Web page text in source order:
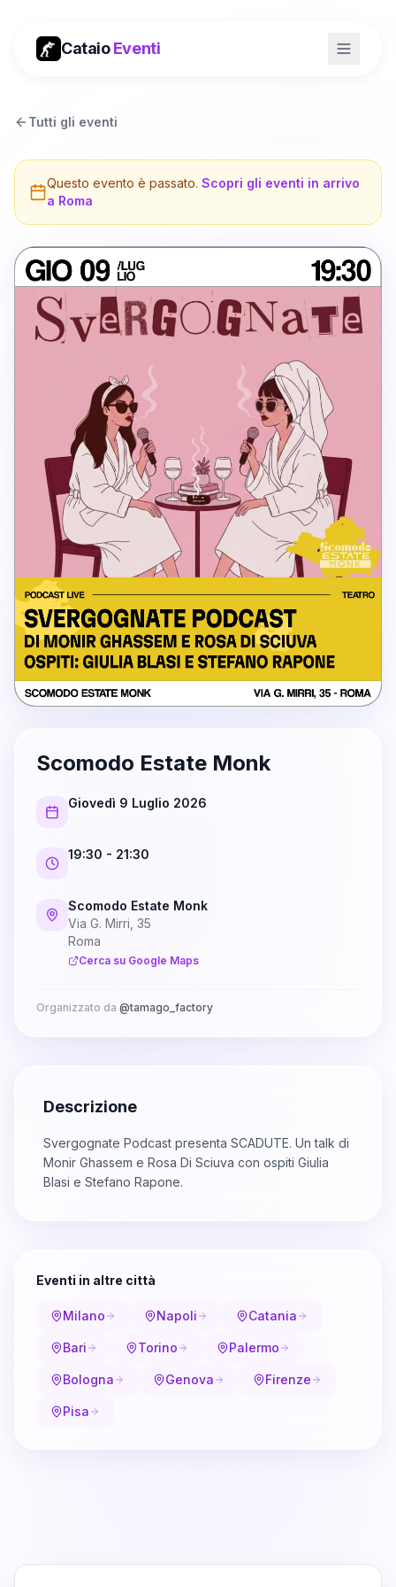
CataioEventi
Tutti gli eventi
Questo evento è passato. Scopri gli eventi in arrivo
a Roma
Scomodo Estate Monk
Giovedì 9 Luglio 2026
19:30 - 21:30
Scomodo Estate Monk
Via G. Mirri, 35
Roma
Cerca su Google Maps
Organizzato da @tamago_factory
Descrizione
Svergognate Podcast presenta SCADUTE. Un talk di
Monir Ghassem e Rosa Di Sciuva con ospiti Giulia
Blasi e Stefano Rapone.
Eventi in altre città
Milano Napoli Catania
Bari Torino Palermo
Bologna Genova Firenze
Pisa